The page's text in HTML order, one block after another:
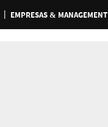
EMPRESAS & MANAGEMENT